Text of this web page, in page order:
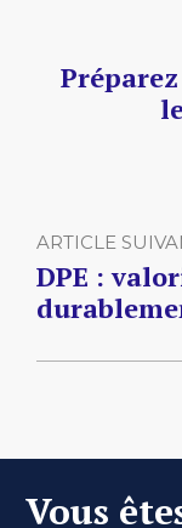
ARTICLE
DPE :
Vous